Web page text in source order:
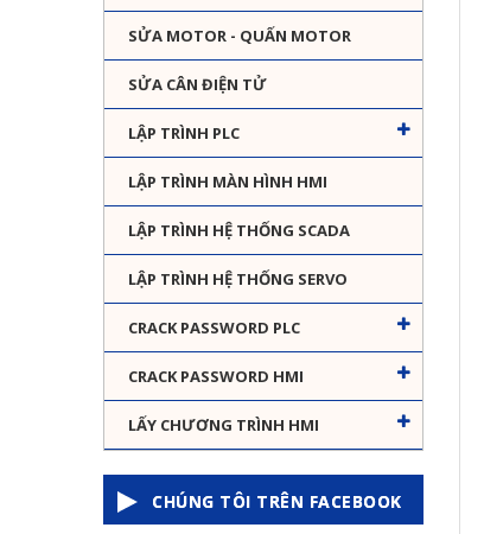
SỬA MOTOR - QUẤN MOTOR
SỬA CÂN ĐIỆN TỬ
LẬP TRÌNH PLC
LẬP TRÌNH MÀN HÌNH HMI
LẬP TRÌNH HỆ THỐNG SCADA
LẬP TRÌNH HỆ THỐNG SERVO
CRACK PASSWORD PLC
CRACK PASSWORD HMI
LẤY CHƯƠNG TRÌNH HMI
CHÚNG TÔI TRÊN FACEBOOK